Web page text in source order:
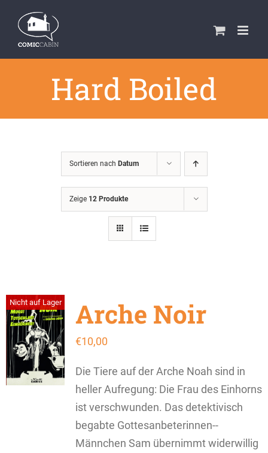
Inhalt
springen
Hard Boiled
Sortieren nach Datum
Zeige 12 Produkte
Nicht auf Lager Arche Noir
€10,00
Die Tiere auf der Arche Noah sind in
heller Aufregung: Die Frau des Einhorns
ist verschwunden. Das detektivisch
begabte Gottesanbeterinnen­-­
Männchen Sam übernimmt widerwillig